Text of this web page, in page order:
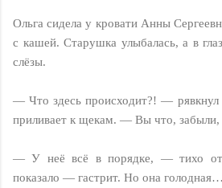
Ольга сидела у кровати Анны
с кашей. Старушка улыбалась, а в
слёзы.
— Что здесь происходит?! — рявкнул
приливает к щекам. — Вы что, забыли,
— У неё всё в порядке, — тихо
показало — гастрит. Но она голодная…